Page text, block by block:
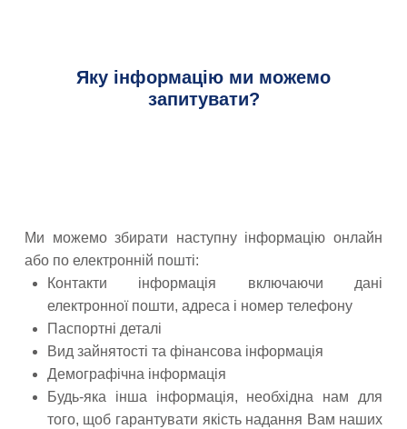
Яку інформацію ми можемо
запитувати?
Ми можемо збирати наступну інформацію онлайн
або по електронній пошті:
Контакти інформація включаючи дані
електронної пошти, адреса і номер телефону
Паспортні деталі
Вид зайнятості та фінансова інформація
Демографічна інформація
Будь-яка інша інформація, необхідна нам для
того, щоб гарантувати якість надання Вам наших